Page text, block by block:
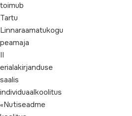
toimub
Tartu
Linnaraamatukogu
peamaja
II
erialakirjanduse
saalis
individuaalkoolitus
«Nutiseadme